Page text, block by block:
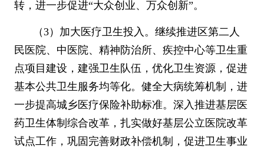
转，进一步促进“大众创业、万众创新”。
（3）加大医疗卫生投入。继续推进区第二人
民医院、中医院、精神防治所、疾控中心等卫生重
点项目建设，建强卫生队伍，优化卫生资源，促进
基本公共卫生服务均等化。健全大病统筹机制，进
一步提高城乡医疗保险补助标准。深入推进基层医
药卫生体制综合改革，扎实做好基层公立医院改革
试点工作，巩固完善财政补偿机制，促进卫生事业